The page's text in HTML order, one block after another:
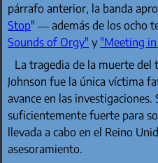
párrafo anterior, la banda
Stop" — además de los ocho
Sounds of Orgy" y "Meeting
La tragedia de la muerte del
Johnson fue la única víctima
avance en las
suficientemente fuerte para
llevada a cabo en el Reino
asesoramiento.